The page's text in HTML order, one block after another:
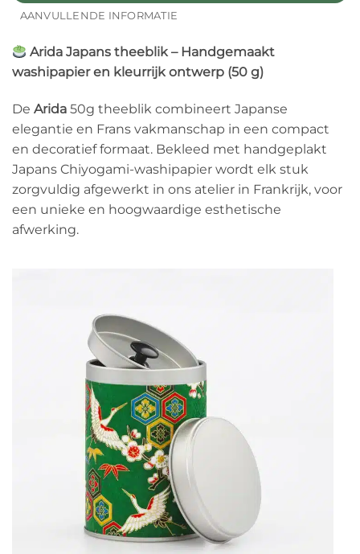
AANVULLENDE INFORMATIE
Arida Japans theeblik – Handgemaakt
washipapier en kleurrijk ontwerp (50 g)
De Arida 50g theeblik combineert Japanse
elegantie en Frans vakmanschap in een compact
en decoratief formaat. Bekleed met handgeplakt
Japans Chiyogami-washipapier wordt elk stuk
zorgvuldig afgewerkt in ons atelier in Frankrijk, voor
een unieke en hoogwaardige esthetische
afwerking.